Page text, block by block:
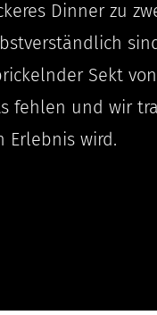
Dinner zu
Sekt
fehlen und wir
Erlebnis wird.